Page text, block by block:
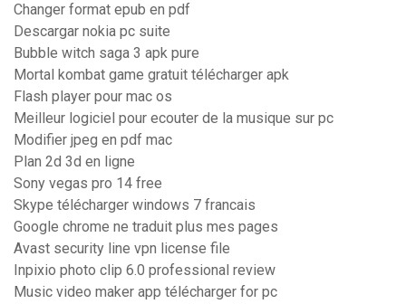
Changer format epub en pdf
Descargar nokia pc suite
Bubble witch saga 3 apk pure
Mortal kombat game gratuit télécharger apk
Flash player pour mac os
Meilleur logiciel pour ecouter de la musique sur pc
Modifier jpeg en pdf mac
Plan 2d 3d en ligne
Sony vegas pro 14 free
Skype télécharger windows 7 francais
Google chrome ne traduit plus mes pages
Avast security line vpn license file
Inpixio photo clip 6.0 professional review
Music video maker app télécharger for pc